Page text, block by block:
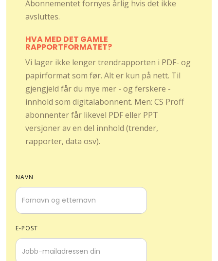
Abonnementet fornyes årlig hvis det ikke
avsluttes.
HVA MED DET GAMLE
RAPPORTFORMATET?
Vi lager ikke lenger trendrapporten i PDF- og
papirformat som før. Alt er kun på nett. Til
gjengjeld får du mye mer - og ferskere -
innhold som digitalabonnent. Men: CS Proff
abonnenter får likevel PDF eller PPT
versjoner av en del innhold (trender,
rapporter, data osv).
NAVN
E-POST